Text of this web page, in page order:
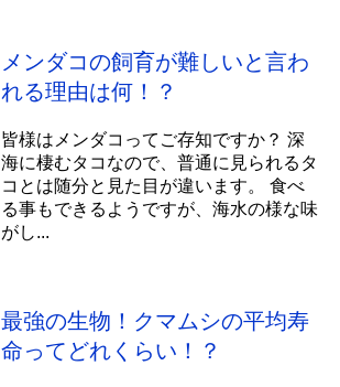
メンダコの飼育が難しいと言わ
れる理由は何！？
皆様はメンダコってご存知ですか？ 深
海に棲むタコなので、普通に見られるタ
コとは随分と見た目が違います。 食べ
る事もできるようですが、海水の様な味
がし...
最強の生物！クマムシの平均寿
命ってどれくらい！？